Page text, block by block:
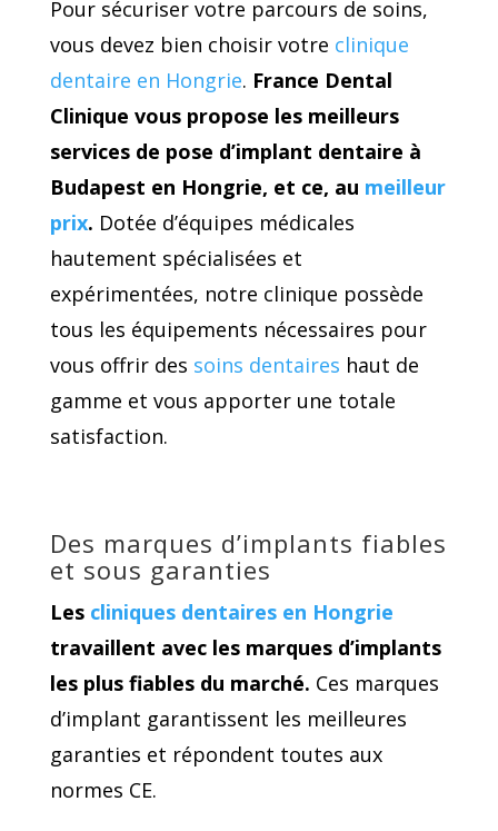
Pour sécuriser votre parcours de soins,
vous devez bien choisir votre clinique
dentaire en Hongrie. France Dental
Clinique vous propose les meilleurs
services de pose d’implant dentaire à
Budapest en Hongrie, et ce, au meilleur
prix. Dotée d’équipes médicales
hautement spécialisées et
expérimentées, notre clinique possède
tous les équipements nécessaires pour
vous offrir des soins dentaires haut de
gamme et vous apporter une totale
satisfaction.
Des marques d’implants fiables
et sous garanties
Les cliniques dentaires en Hongrie
travaillent avec les marques d’implants
les plus fiables du marché. Ces marques
d’implant garantissent les meilleures
garanties et répondent toutes aux
normes CE.